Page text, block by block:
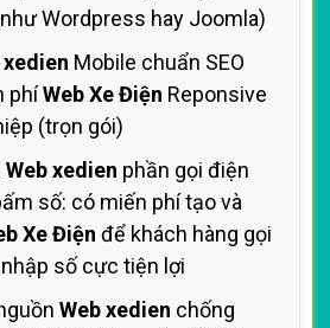
Wordpress hay Joomla)
xedien Mobile chuẩn SEO
phíWeb Xe Điện Reponsive
(trọn gói)
Web xedien phần gọi điện
số: có miến phí tạo và
Xe Điện để khách hàng gọi
số cực tiện lợi
Web xedien chống